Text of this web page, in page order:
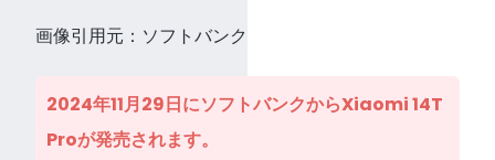
画像引用元：ソフトバンク
2024年11月29日にソフトバンクからXiaomi 14T
Proが発売されます。